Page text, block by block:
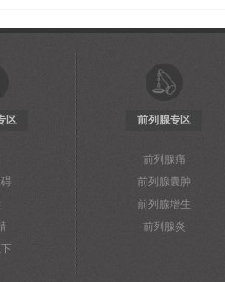
区 前列腺专区
前列腺痛
前列腺囊肿
前列腺增生
前列腺炎